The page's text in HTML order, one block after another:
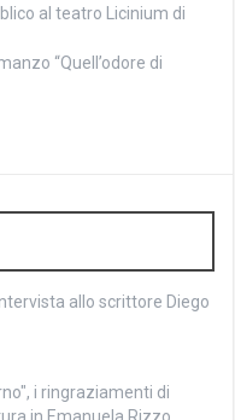
al teatro Licinium di
“Quell’odore di
allo scrittore Diego
i ringraziamenti di